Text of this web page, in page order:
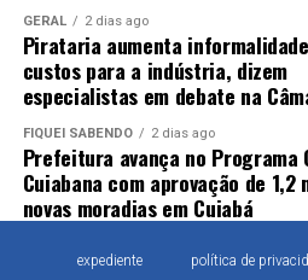
GERAL 2 dias ago
Pirataria aumenta
custos para a indústria, dizem
especialistas em debate na
FIQUEI SABENDO 2 dias ago
Prefeitura avança no Programa
Cuiabana com aprovação de 1,2
novas moradias em Cuiabá
expediente política de